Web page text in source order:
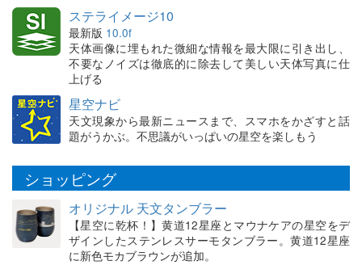
ステライメージ10
最新版 10.0f
天体画像に埋もれた微細な情報を最大限に引き出し、
不要なノイズは徹底的に除去して美しい天体写真に仕
上げる
星空ナビ
天文現象から最新ニュースまで、スマホをかざすと話
題がうかぶ。不思議がいっぱいの星空を楽しもう
ショッピング
オリジナル 天文タンブラー
【星空に乾杯！】黄道12星座とマウナケアの星空をデ
ザインしたステンレスサーモタンブラー。黄道12星座
に新色モカブラウンが追加。